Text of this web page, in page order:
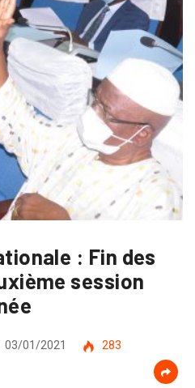
: Fin des
session
03/01/2021
283